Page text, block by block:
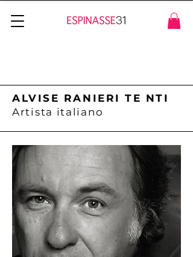
ALVISE RANIERI TE NTI
Artista italiano